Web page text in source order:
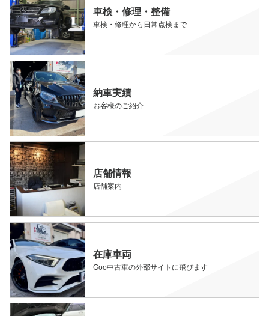
車検・修理・整備
車検・修理から日常点検まで
納車実績
お客様のご紹介
店舗情報
店舗案内
在庫車両
Goo中古車の外部サイトに飛びます